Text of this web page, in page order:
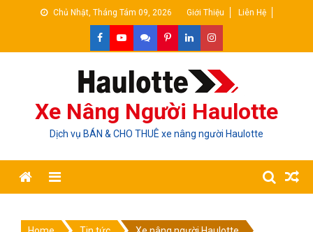
Chủ Nhật, Tháng Tám 09, 2026 Giới Thiệu Liên Hệ
Xe Nâng Người Haulotte
Dịch vụ BÁN & CHO THUÊ xe nâng người Haulotte